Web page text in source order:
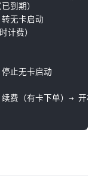
到期）
无卡启动
计费）
止无卡启动
费（有卡下单）→ 开机